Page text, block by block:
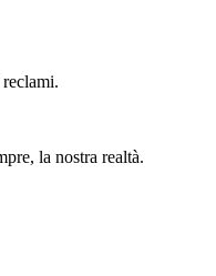
la nostra realtà.